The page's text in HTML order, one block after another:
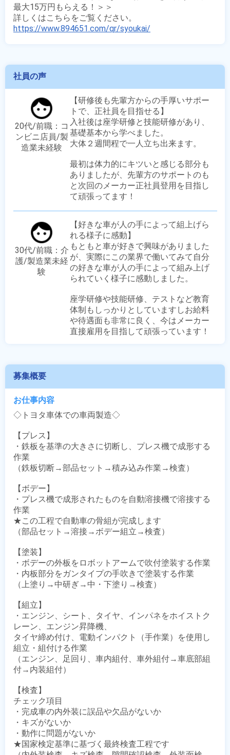
最大15万円もらえる！＞＞
https://www.894651.com/qr/syoukai/
社員の声
20代/前職：コ
ンビニ店員/製
造業未経験
【研修後も先輩方からの手厚いサポー
トで、正社員を目指せる】
入社後は座学研修と技能研修があり、
基礎基本から学べました。
大体２週間程で一人立ち出来ます。
最初は体力的にキツいと感じる部分も
ありましたが、先輩方のサポートのも
と次回のメーカー正社員登用を目指し
て頑張ってます！
30代/前職：介
護/製造業未経
験
【好きな車が人の手によって組上げら
れる様子に感動】
もともと車が好きで興味がありました
が、実際にこの業界で働いてみて自分
の好きな車が人の手によって組み上げ
られていく様子に感動しました。
座学研修や技能研修、テストなど教育
体制もしっかりとしていますしお給料
や待遇面も非常に良く、今はメーカー
直接雇用を目指して頑張っています！
募集概要
お仕事内容
◇トヨタ車体での車両製造◇
【プレス】
・鉄板を基準の大きさに切断し、プレス機で成形する
作業
（鉄板切断→部品セット→積み込み作業→検査）
【ボデー】
・プレス機で成形されたものを自動溶接機で溶接する
作業
★この工程で自動車の骨組が完成します
（部品セット→溶接→ボデー組立→検査）
【塗装】
・ボデーの外板をロボットアームで吹付塗装する作業
・内板部分をガンタイプの手吹きで塗装する作業
（上塗り→中研ぎ→中・下塗り→検査）
【組立】
・エンジン、シート、タイヤ、インパネをホイストク
レーン、エンジン昇降機、
タイヤ締め付け、電動インパクト（手作業）を使用し
組立・組付ける作業
（エンジン、足回り、車内組付、車外組付→車底部組
付→内装組付）
【検査】
チェック項目
・完成車の内外装に誤品や欠品がないか
・キズがないか
・動作に問題がないか
★国家検定基準に基づく最終検査工程です